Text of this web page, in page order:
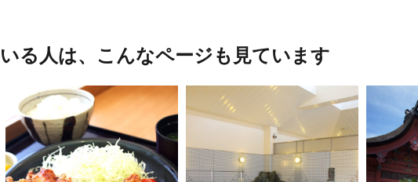
る人は、こんなページも見ています